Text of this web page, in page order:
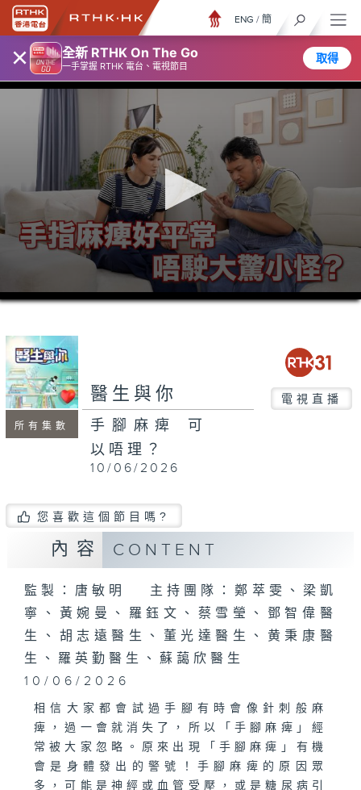
× 全新 RTHK On The Go
一手掌握 RTHK 電台、電視節目
取得
ENG / 簡
0
seconds
minutes,
seconds
所有集數
醫生與你 電視直播
手腳麻痺 可
以唔理？
10/06/2026
您喜歡這個節目嗎?
內容 CONTENT
監製：唐敏明 主持團隊：鄭萃雯、梁凱
寧、黃婉曼、羅鈺文、蔡雪瑩、鄧智偉醫
生、胡志遠醫生、董光達醫生、黄秉康醫
生、羅英勤醫生、蘇藹欣醫生
10/06/2026
相信大家都會試過手腳有時會像針刺般麻
痺，過一會就消失了，所以「手腳麻痺」經
常被大家忽略。原來出現「手腳麻痺」有機
會是身體發出的警號！手腳麻痺的原因眾
多，可能是神經或血管受壓，或是糖尿病引